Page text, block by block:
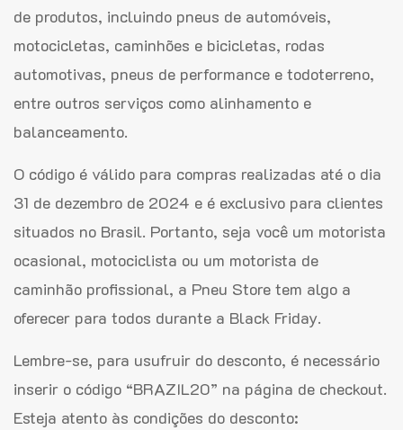
de produtos, incluindo pneus de automóveis,
motocicletas, caminhões e bicicletas, rodas
automotivas, pneus de performance e todoterreno,
entre outros serviços como alinhamento e
balanceamento.
O código é válido para compras realizadas até o dia
31 de dezembro de 2024 e é exclusivo para clientes
situados no Brasil. Portanto, seja você um motorista
ocasional, motociclista ou um motorista de
caminhão profissional, a Pneu Store tem algo a
oferecer para todos durante a Black Friday.
Lembre-se, para usufruir do desconto, é necessário
inserir o código “BRAZIL20” na página de checkout.
Esteja atento às condições do desconto: